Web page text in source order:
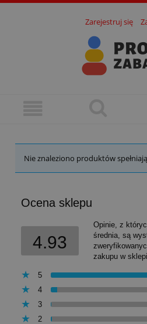
Zarejestruj się
Nie znaleziono produktów
Ocena sklepu
4.93
Opinie, z
średnia, są
zakupu w
5
4
3
2